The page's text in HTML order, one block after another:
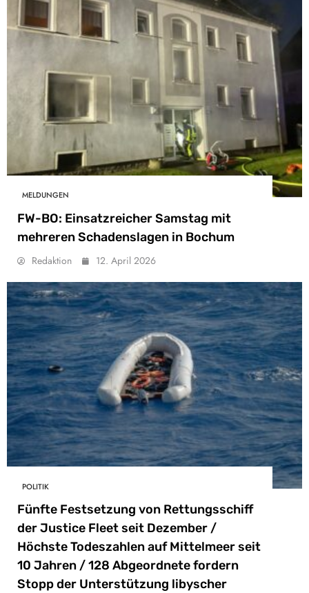
MELDUNGEN
FW-BO: Einsatzreicher Samstag mit
mehreren Schadenslagen in Bochum
Redaktion 12. April 2026
POLITIK
Fünfte Festsetzung von Rettungsschiff
der Justice Fleet seit Dezember /
Höchste Todeszahlen auf Mittelmeer seit
10 Jahren / 128 Abgeordnete fordern
Stopp der Unterstützung libyscher